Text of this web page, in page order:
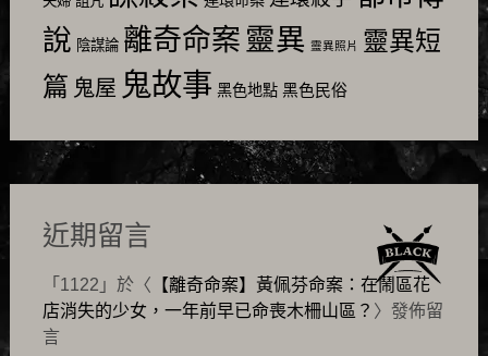
說 陰謀論 離奇命案 靈異 靈異照片 靈異短
篇 鬼屋 鬼故事 黑色地點 黑色民俗
近期留言
「 1122 」於〈 【離奇命案】黃佩芬命案：在鬧區花
店消失的少女，一年前早已命喪木柵山區？ 〉發佈留
言